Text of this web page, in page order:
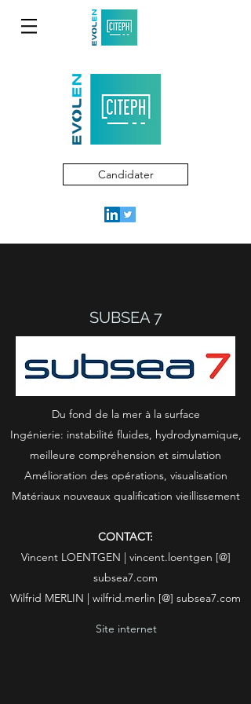
Candidater
SUBSEA 7
Du fond de la mer à la surface
Ingénierie: instabilité fluides, hydrodynamique,
meilleure compréhension et simulation
Amélioration des opérations, visualisation
Matériaux nouveaux qualification vieillissement
CONTACT:
Vincent LOENTGEN | vincent.loentgen [@]
subsea7.com
Wilfrid MERLIN | wilfrid.merlin [@] subsea7.com
Site internet